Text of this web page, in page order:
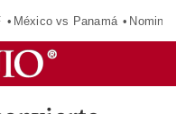
México vs Panamá